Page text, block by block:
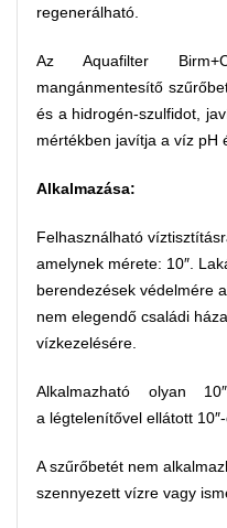
regenerálható.
Az Aquafilter
mangánmentesítő
és a hidrogén-szulfidot,
mértékben javítja a víz pH
Alkalmazása:
Felhasználható
amelynek mérete: 10″.
berendezések védelmére
nem elegendő családi
vízkezelésére.
Alkalmazható olyan
a légtelenítővel ellátott
A szűrőbetét nem
szennyezett vízre vagy